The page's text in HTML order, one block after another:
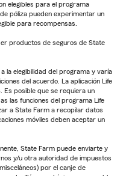
elegibles para el programa
póliza pueden experimentar un
para recompensas.
productos de seguros de State
la elegibilidad del programa y varía
del acuerdo. La aplicación Life
Es posible que se requiera un
las funciones del programa Life
a State Farm a recopilar datos
móviles deben aceptar un
State Farm puede enviarte y
y/u otra autoridad de impuestos
por el canje de